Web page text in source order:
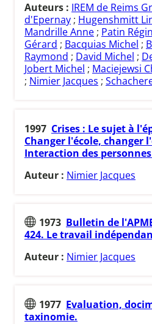
Auteurs : IREM de Reims
d'Epernay ; Hugenshmitt
Mandrille Anne ; Patin
Gérard ; Bacquias Michel ;
Raymond ; David Michel ;
Jobert Michel ; Maciejewsi
; Nimier Jacques ;
1997 Crises : Le sujet à
Changer l'école, changer
Interaction des
Auteur : Nimier Jacques
1973 Bulletin de
424. Le travail
Auteur : Nimier Jacques
1977 Evaluation,
taxinomie.